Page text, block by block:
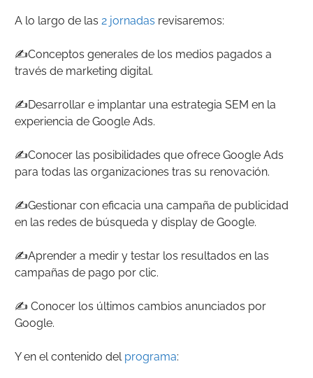
A lo largo de las 2 jornadas revisaremos:
✍️Conceptos generales de los medios pagados a
través de marketing digital.
✍️Desarrollar e implantar una estrategia SEM en la
experiencia de Google Ads.
✍️Conocer las posibilidades que ofrece Google Ads
para todas las organizaciones tras su renovación.
✍️Gestionar con eficacia una campaña de publicidad
en las redes de búsqueda y display de Google.
✍️Aprender a medir y testar los resultados en las
campañas de pago por clic.
✍️ Conocer los últimos cambios anunciados por
Google.
Y en el contenido del programa: